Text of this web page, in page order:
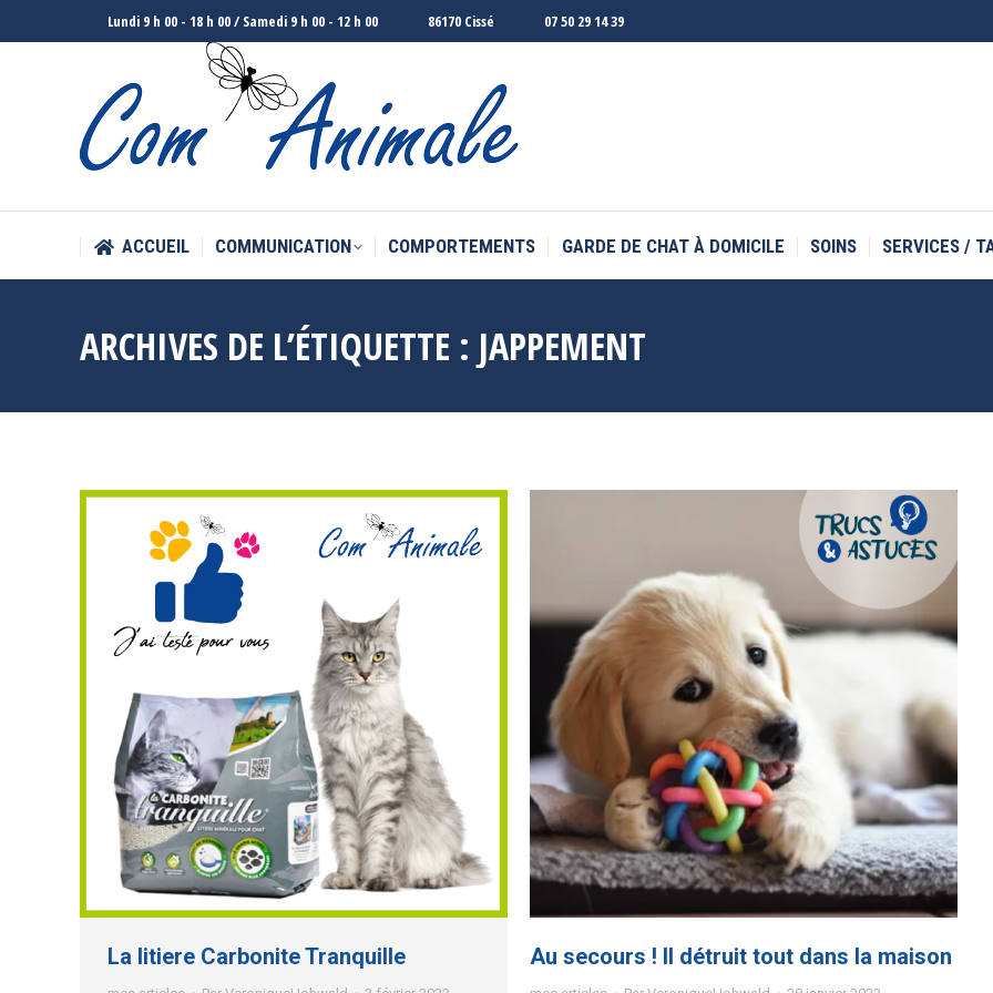
Lundi 9 h 00 - 18 h 00 / Samedi 9 h 00 - 12 h 00 86170 Cissé 07 50 29 14 39
ACCUEIL COMMUNICATION COMPORTEMENTS GARDE DE CHAT À DOMICILE SOINS SERVICES /
ARCHIVES DE L’ÉTIQUETTE : JAPPEMENT
La litiere Carbonite Tranquille Au secours ! Il détruit tout dans la maison